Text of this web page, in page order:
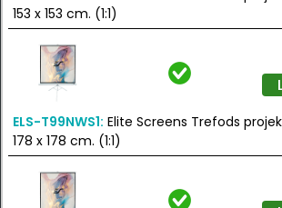
153 x 153 cm. (1:1)
ELS-T99NWS1: Elite Screens Trefods
178 x 178 cm. (1:1)